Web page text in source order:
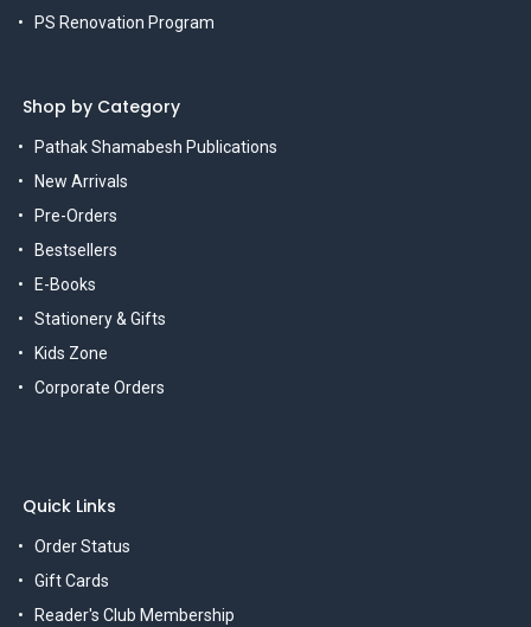
PS Renovation Program
Shop by Category
Pathak Shamabesh Publications
New Arrivals
Pre-Orders
Bestsellers
E-Books
Stationery & Gifts
Kids Zone
Corporate Orders
Quick Links
Order Status
Gift Cards
Reader's Club Membership